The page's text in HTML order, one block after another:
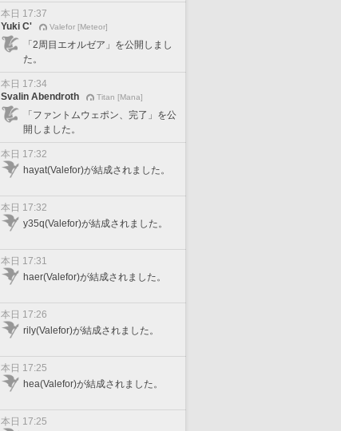
本日 17:37
Yuki C'
Valefor [Meteor]
「2周目エオルゼア」を公開しまし
た。
本日 17:34
Svalin Abendroth
Titan [Mana]
「ファントムウェポン、完了」を公
開しました。
本日 17:32
hayat(Valefor)が結成されました。
本日 17:32
y35q(Valefor)が結成されました。
本日 17:31
haer(Valefor)が結成されました。
本日 17:26
rily(Valefor)が結成されました。
本日 17:25
hea(Valefor)が結成されました。
本日 17:25